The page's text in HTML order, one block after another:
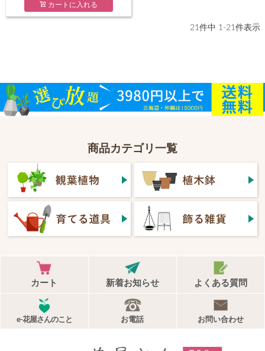
カートに入れる
21件中 1-21件表示
商品カテゴリ一覧
カート 新着お知らせ よくある質問
e-花屋さんのこと お電話 お問い合わせ